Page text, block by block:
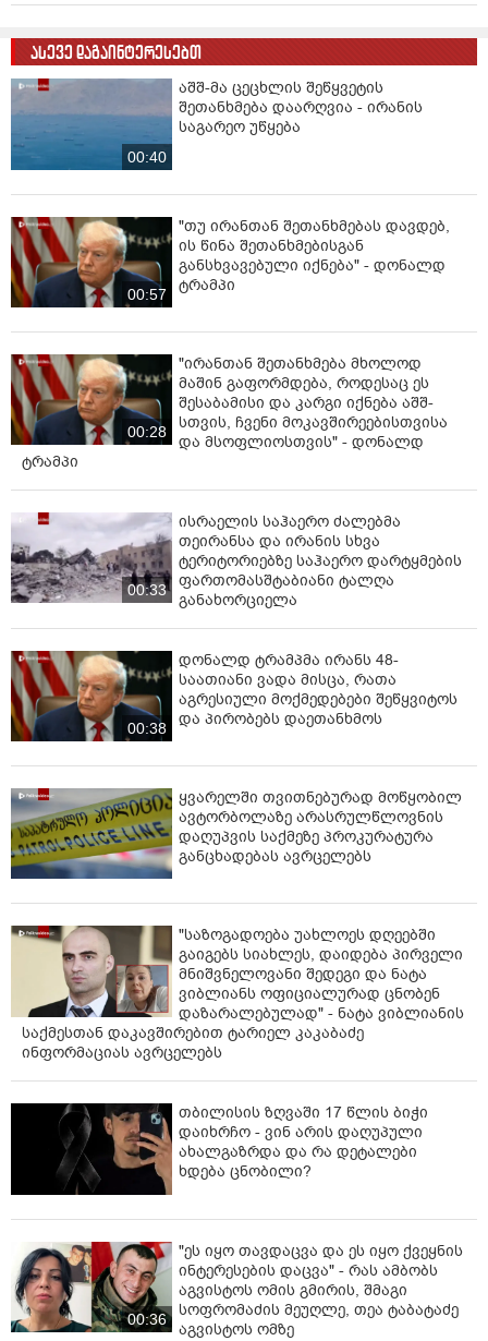
სხვა რამ. გარდა ამისა, როცა ყველა ამხელა ქვეყანა
ომშია ჩართული, ეს მის სამეზობლოს ეკონომიკას
აუცილებლად მძიმედ დაეტყობა, მიუხედავად იმისა,
რომ ირანსა და საქართველოს შორის
განსაკუთრებული ეკონომიკური კავშირები არ არის.
თუ ომი უფრო ფართო მასშტაბს მიიღებს, მაშინ ხომ
მთლად უბედურ მდგომარეობაში აღმოვჩნდებით.
ბევრად დიდია გამოწვევების ის სკალა, რომელიც
დღეს საქართველოს, როგორც სახელმწიფოს წინაშე
დგას" - ამბობს მამუკა არეშიძე.განაგრძეთ კითხვა>>>
ასევე დაგაინტერესებთ
00:40
აშშ-მა ცეცხლის შეწყვეტის
შეთანხმება დაარღვია - ირანის
საგარეო უწყება
00:57
"თუ ირანთან შეთანხმებას დავდებ,
ის წინა შეთანხმებისგან
განსხვავებული იქნება" - დონალდ
ტრამპი
00:28
"ირანთან შეთანხმება მხოლოდ
მაშინ გაფორმდება, როდესაც ეს
შესაბამისი და კარგი იქნება აშშ-
სთვის, ჩვენი მოკავშირეებისთვისა
და მსოფლიოსთვის" - დონალდ
ტრამპი
00:33
ისრაელის საჰაერო ძალებმა
თეირანსა და ირანის სხვა
ტერიტორიებზე საჰაერო დარტყმების
ფართომასშტაბიანი ტალღა
განახორციელა
00:38
დონალდ ტრამპმა ირანს 48-
საათიანი ვადა მისცა, რათა
აგრესიული მოქმედებები შეწყვიტოს
და პირობებს დაეთანხმოს
ყვარელში თვითნებურად მოწყობილ
ავტორბოლაზე არასრულწლოვნის
დაღუპვის საქმეზე პროკურატურა
განცხადებას ავრცელებს
"საზოგადოება უახლოეს დღეებში
გაიგებს სიახლეს, დაიდება პირველი
მნიშვნელოვანი შედეგი და ნატა
ვიბლიანს ოფიციალურად ცნობენ
დაზარალებულად" - ნატა ვიბლიანის
საქმესთან დაკავშირებით ტარიელ კაკაბაძე
ინფორმაციას ავრცელებს
თბილისის ზღვაში 17 წლის ბიჭი
დაიხრჩო - ვინ არის დაღუპული
ახალგაზრდა და რა დეტალები
ხდება ცნობილი?
00:36
"ეს იყო თავდაცვა და ეს იყო ქვეყნის
ინტერესების დაცვა" - რას ამბობს
აგვისტოს ომის გმირის, შმაგი
სოფრომაძის მეუღლე, თეა ტაბატაძე
აგვისტოს ომზე